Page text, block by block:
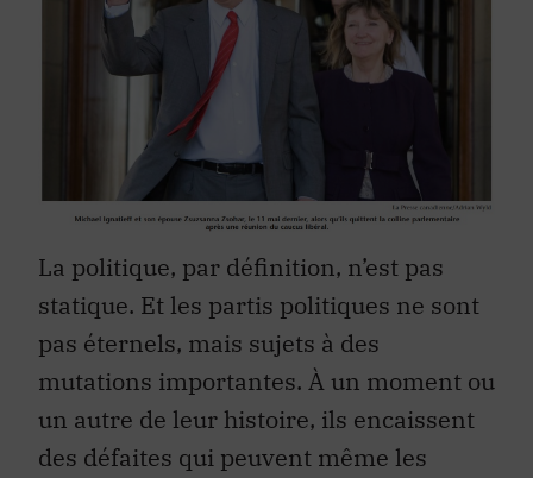
La politique, par définition, n’est pas
statique. Et les partis politiques ne sont
pas éternels, mais sujets à des
mutations importantes. À un moment ou
un autre de leur histoire, ils encaissent
des défaites qui peuvent même les